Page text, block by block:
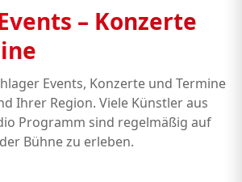
– Konzerte
Events, Konzerte und Termine
Ihrer Region. Viele Künstler aus
Programm sind regelmäßig auf
Bühne zu erleben.